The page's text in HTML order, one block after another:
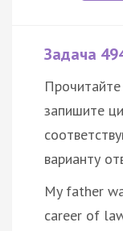
Задача
запишите
варианту
My father
career of